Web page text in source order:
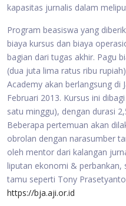
kapasitas jurnalis dalam
Program beasiswa yang
biaya kursus dan biaya
bagian dari tugas akhir. Pagu
(dua juta lima ratus ribu
Academy akan berlangsung di
Februari 2013. Kursus ini
satu minggu), dengan durasi
Beberapa pertemuan akan
obrolan dengan narasumber
oleh mentor dari kalangan
liputan ekonomi & perbankan,
tamu seperti Tony
https://bja.aji.or.id